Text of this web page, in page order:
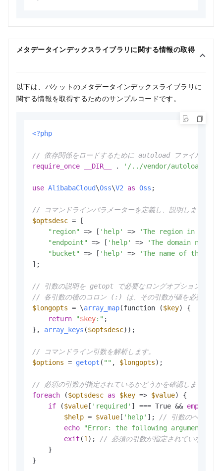
メタデータインデックスライブラリに関する情報の取得
以下は、バケットのメタデータインデックスライブラリに
関する情報を取得するためのサンプルコードです。
<?php
// 依存関係をロードするために autoload ファイルをイン
require_once
__DIR__ . '/../vendor/autoload.php'
use AlibabaCloud\Oss\V2 as Oss ;
// コマンドラインパラメーターを定義し、説明します。
$optsdesc = [
"region"
=> [ 'help' =>
'The region in
"endpoint"
=> [ 'help' =>
'The domain
"bucket"
=> [ 'help' =>
'The name of the
];
// 引数の説明を getopt で必要なロングオプション形式に
// 各引数の後のコロン (:) は、その引数が値を必要とす
$longopts = \array_map(function ($key) {
return
"$key:" ;
}, array_keys ($optsdesc));
// コマンドライン引数を解析します。
$options = getopt ( "" , $longopts);
// 必須の引数が指定されているかどうかを確認します。
foreach ($optsdesc as $key => $value) {
if ($value [ 'required' ] === True && empty
$help = $value [ 'help' ];
// 引数のヘルプ情
echo
"Error: the following arguments
exit (1 );
// 必須の引数が指定されていない場
    }
}